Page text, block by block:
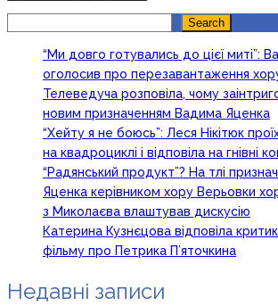
Search
“Ми довго готувались до цієї миті”:
оголосив про перезавантаження
Телеведуча розповіла, чому
новим призначенням Вадима Яценка
“Хейту я не боюсь”: Леся Нікітюк
на квадроциклі і відповіла на гнівні
“Радянський продукт”? На тлі
Яценка керівником хору Верьовки
з Миколаєва влаштував дискусію
Катерина Кузнєцова відповіла
фільму про Петрика П’яточкина
Недавні записи